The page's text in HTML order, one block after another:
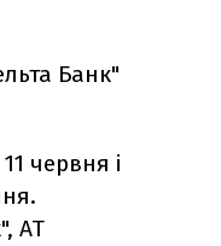
Банк"
червня і
АТ